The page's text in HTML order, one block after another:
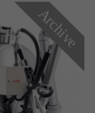
Archive